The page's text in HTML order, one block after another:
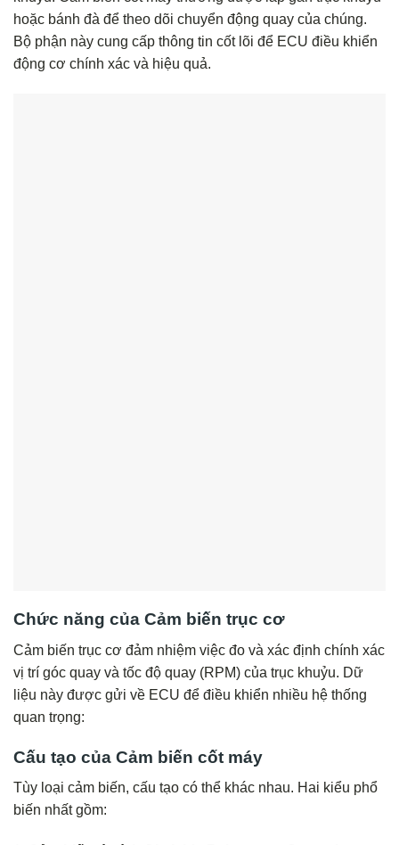
hoặc bánh đà để theo dõi chuyển động quay của chúng.
Bộ phận này cung cấp thông tin cốt lõi để ECU điều khiển
động cơ chính xác và hiệu quả.
Chức năng của Cảm biến trục cơ
Cảm biến trục cơ đảm nhiệm việc đo và xác định chính xác
vị trí góc quay và tốc độ quay (RPM) của trục khuỷu. Dữ
liệu này được gửi về ECU để điều khiển nhiều hệ thống
quan trọng:
Cấu tạo của Cảm biến cốt máy
Tùy loại cảm biến, cấu tạo có thể khác nhau. Hai kiểu phổ
biến nhất gồm: